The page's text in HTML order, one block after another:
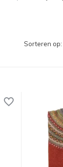
Sorteren op: